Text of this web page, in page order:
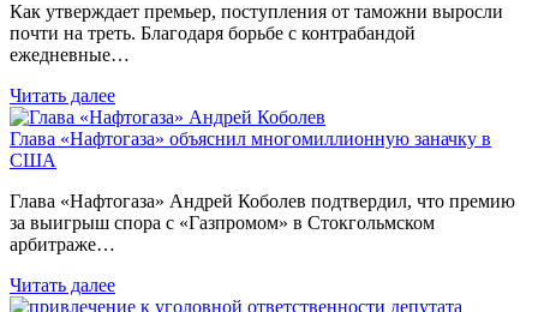
Как утверждает премьер, поступления от таможни выросли
почти на треть. Благодаря борьбе с контрабандой
ежедневные…
Читать далее
Глава «Нафтогаза» объяснил многомиллионную заначку в
США
Глава «Нафтогаза» Андрей Коболев подтвердил, что премию
за выигрыш спора с «Газпромом» в Стокгольмском
арбитраже…
Читать далее